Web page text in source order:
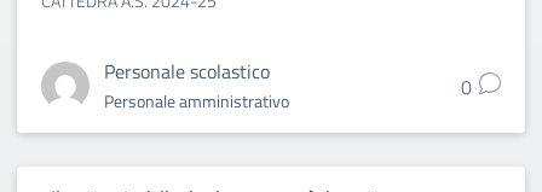
Personale scolastico
Personale amministrativo 0